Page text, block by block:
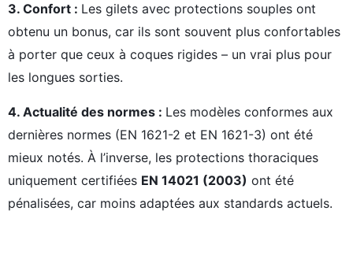
3. Confort : Les gilets avec protections souples ont
obtenu un bonus, car ils sont souvent plus confortables
à porter que ceux à coques rigides – un vrai plus pour
les longues sorties.
4. Actualité des normes : Les modèles conformes aux
dernières normes (EN 1621-2 et EN 1621-3) ont été
mieux notés. À l’inverse, les protections thoraciques
uniquement certifiées EN 14021 (2003) ont été
pénalisées, car moins adaptées aux standards actuels.